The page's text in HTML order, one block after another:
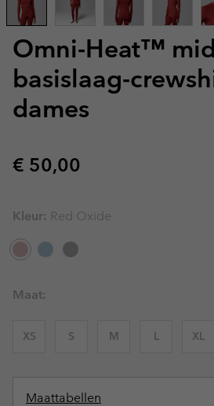
Omni-Heat™
basislaag-
dames
Regular price:
€ 50,00
Kleur: Red Oxide
Maat:
XS S M L XL
Maattabellen